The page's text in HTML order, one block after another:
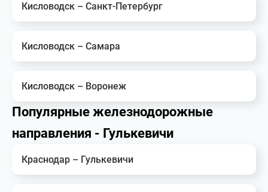
Кисловодск – Санкт-Петербург
Кисловодск – Самара
Кисловодск – Воронеж
Популярные железнодорожные
направления - Гулькевичи
Краснодар – Гулькевичи